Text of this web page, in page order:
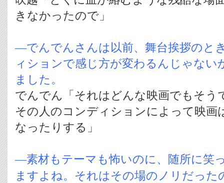
きなかったので」
―でんでんさんは以前、舞台挨拶のと
ィションで感じ方が変わるんじゃない
ました。
でんでん「それはどんな映画でもそう
その人のコンディションによって映画
なったりする」
―素材もテーマも怖いのに、随所に笑
ますよね。それはその場のノリだった